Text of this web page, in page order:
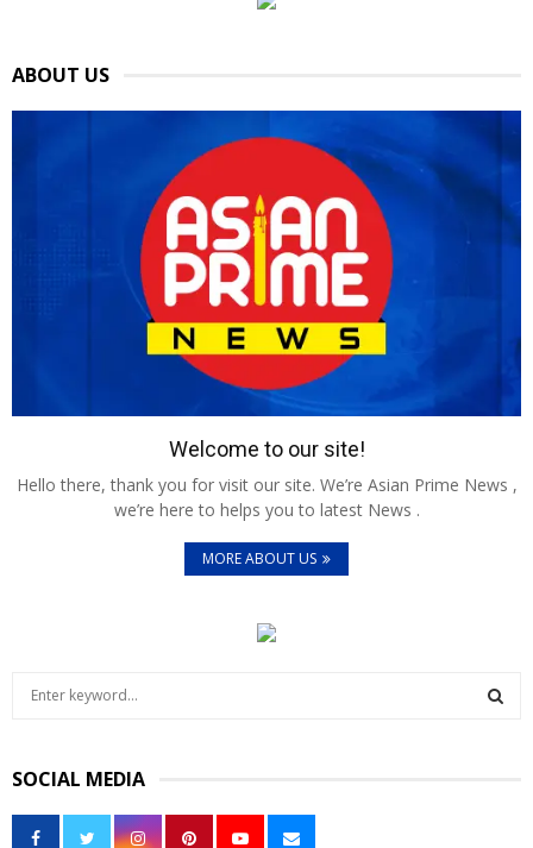
ABOUT US
Welcome to our site!
Hello there, thank you for visit our site. We’re Asian Prime News ,
we’re here to helps you to latest News .
MORE ABOUT US
c
h
SOCIAL MEDIA